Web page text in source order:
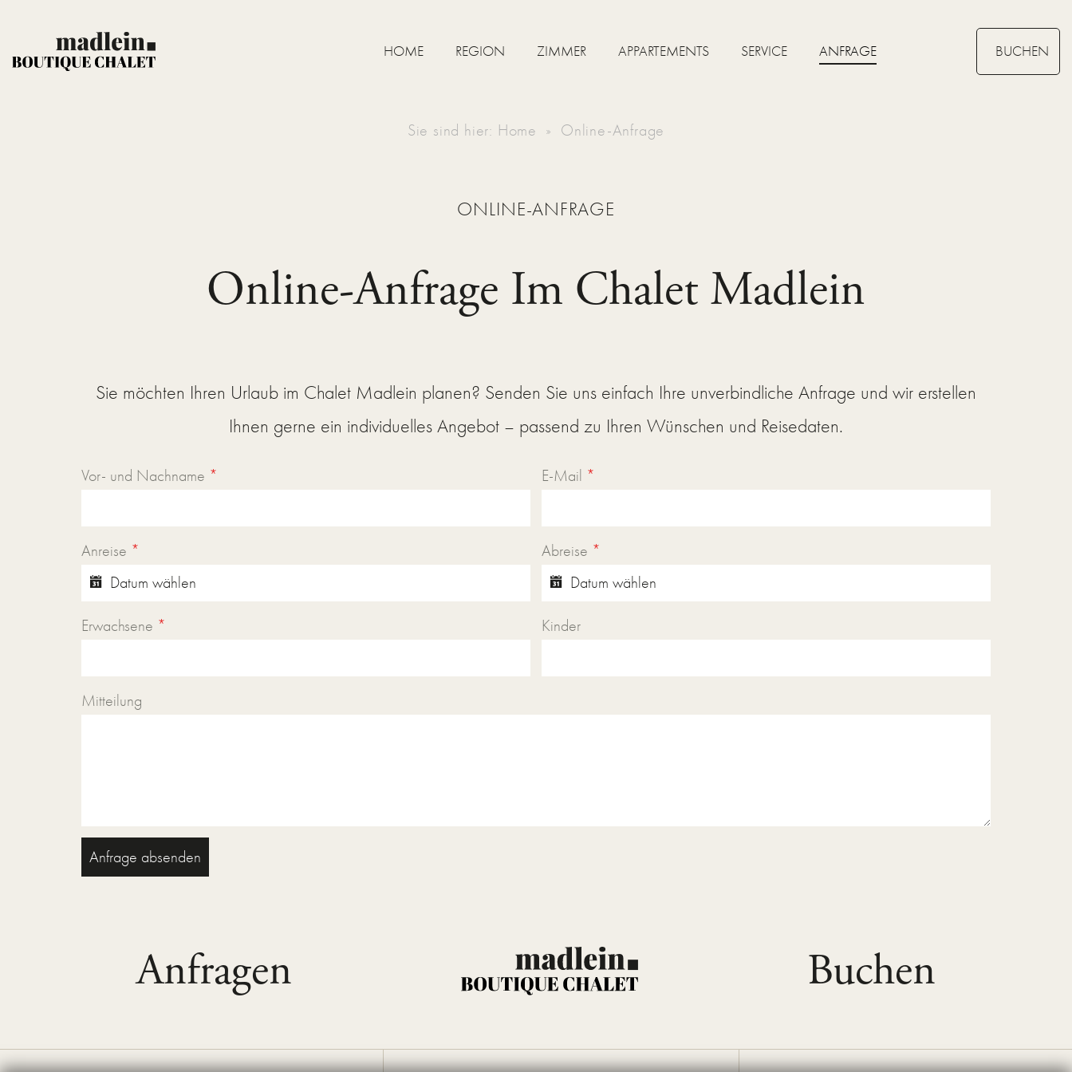
HOME REGION ZIMMER APPARTEMENTS SERVICE ANFRAGE BUCHEN
Sie sind hier: Home Online-Anfrage
ONLINE-ANFRAGE
Online-Anfrage Im Chalet Madlein
Sie möchten Ihren Urlaub im Chalet Madlein planen? Senden Sie uns einfach Ihre unverbindliche Anfrage und wir erstellen
Ihnen gerne ein individuelles Angebot – passend zu Ihren Wünschen und Reisedaten.
Vor- und Nachname * E-Mail *
Anreise * Abreise *
Erwachsene * Kinder
Mitteilung
Anfrage absenden
Anfragen Buchen